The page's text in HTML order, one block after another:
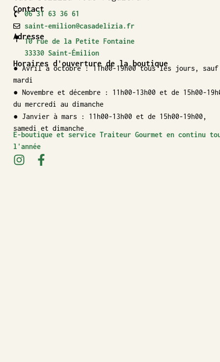
Contact
06 31 63 36 61
saint-emilion@casadelizia.fr
Adresse
10 rue de la Petite Fontaine
33330 Saint-Émilion
Horaires d'ouverture de la boutique
● Avril à octobre : 11h00-19h00 tous les jours, sauf
mardi
● Novembre et décembre : 11h00-13h00 et de 15h00-
du mercredi au dimanche
● Janvier à mars : 11h00-13h00 et de 15h00-19h00,
samedi et dimanche
E-boutique et service Traiteur Gourmet en continu
l'année